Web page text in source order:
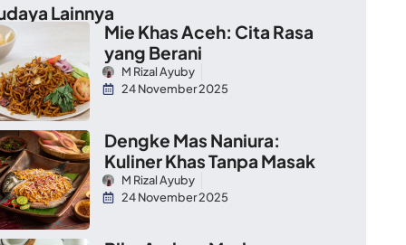
Lainnya
Mie Khas Aceh: Cita Rasa
yang Berani
M Rizal Ayuby
24 November 2025
Dengke Mas Naniura:
Kuliner Khas Tanpa Masak
M Rizal Ayuby
24 November 2025